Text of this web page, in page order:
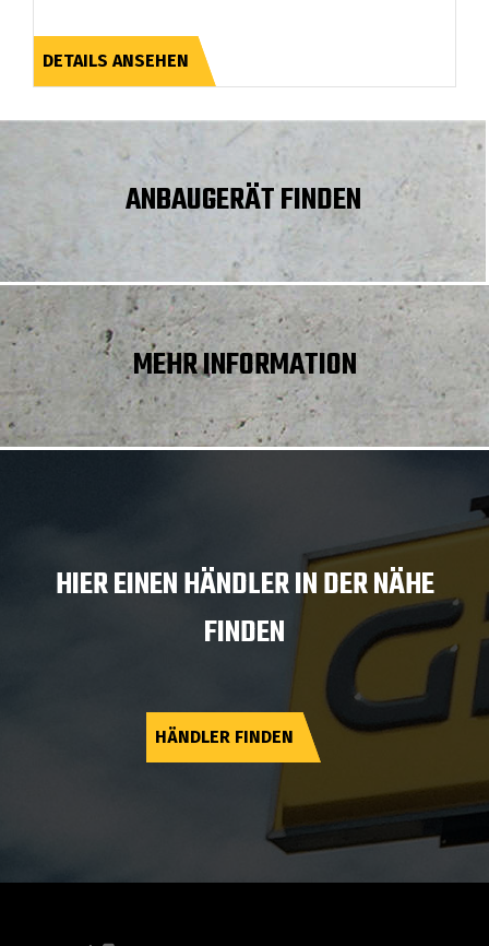
DETAILS ANSEHEN
ANBAUGERÄT FINDEN
MEHR INFORMATION
HIER EINEN HÄNDLER IN DER NÄHE
FINDEN
HÄNDLER FINDEN